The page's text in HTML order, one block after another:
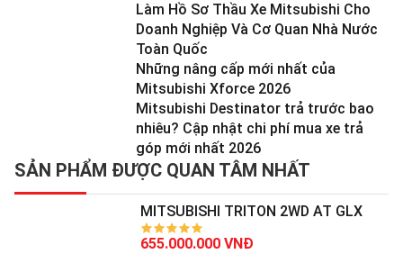
Làm Hồ Sơ Thầu Xe Mitsubishi Cho
Doanh Nghiệp Và Cơ Quan Nhà Nước
Toàn Quốc
Những nâng cấp mới nhất của
Mitsubishi Xforce 2026
Mitsubishi Destinator trả trước bao
nhiêu? Cập nhật chi phí mua xe trả
góp mới nhất 2026
SẢN PHẨM ĐƯỢC QUAN TÂM NHẤT
MITSUBISHI TRITON 2WD AT GLX
655.000.000 VNĐ